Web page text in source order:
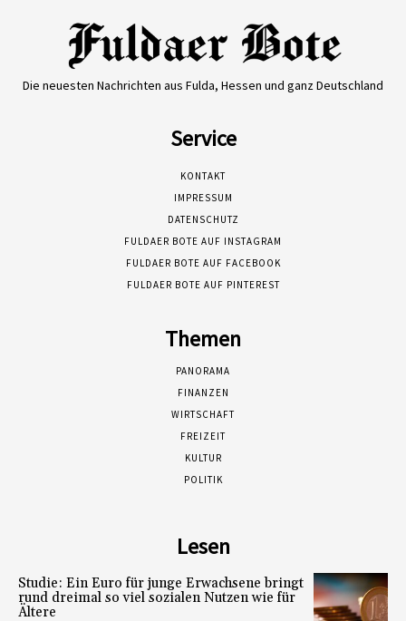
Die neuesten Nachrichten aus Fulda, Hessen und ganz Deutschland
Service
KONTAKT
IMPRESSUM
DATENSCHUTZ
FULDAER BOTE AUF INSTAGRAM
FULDAER BOTE AUF FACEBOOK
FULDAER BOTE AUF PINTEREST
Themen
PANORAMA
FINANZEN
WIRTSCHAFT
FREIZEIT
KULTUR
POLITIK
Lesen
Studie: Ein Euro für junge Erwachsene bringt
rund dreimal so viel sozialen Nutzen wie für
Ältere